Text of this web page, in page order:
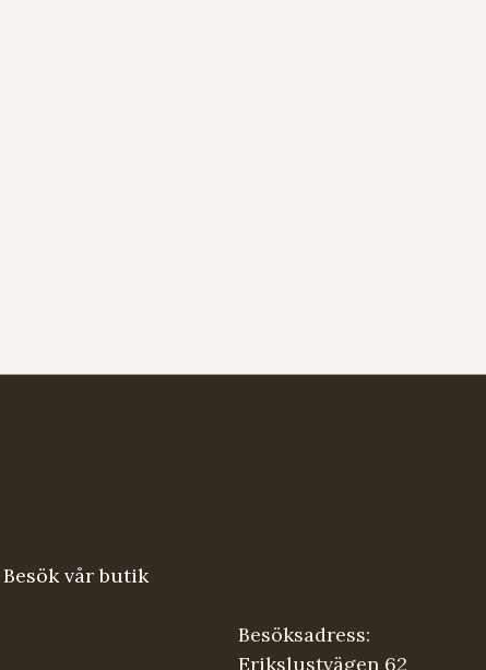
Besök vår butik
Besöksadress:
Erikslustvägen 62